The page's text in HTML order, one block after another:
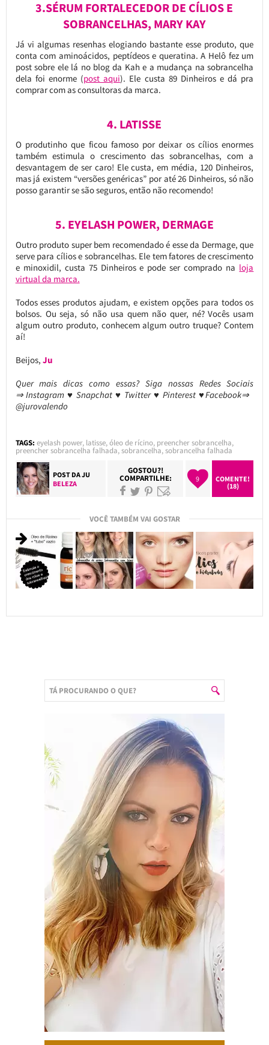
3.SÉRUM FORTALECEDOR DE CÍLIOS E
SOBRANCELHAS, MARY KAY
Já vi algumas resenhas elogiando bastante esse produto, que
conta com aminoácidos, peptídeos e queratina. A Helô fez um
post sobre ele lá no blog da Kah e a mudança na sobrancelha
dela foi enorme (post aqui). Ele custa 89 Dinheiros e dá pra
comprar com as consultoras da marca.
4. LATISSE
O produtinho que ficou famoso por deixar os cílios enormes
também estimula o crescimento das sobrancelhas, com a
desvantagem de ser caro! Ele custa, em média, 120 Dinheiros,
mas já existem “versões genéricas” por até 26 Dinheiros, só não
posso garantir se são seguros, então não recomendo!
5. EYELASH POWER, DERMAGE
Outro produto super bem recomendado é esse da Dermage, que
serve para cílios e sobrancelhas. Ele tem fatores de crescimento
e minoxidil, custa 75 Dinheiros e pode ser comprado na loja
virtual da marca.
Todos esses produtos ajudam, e existem opções para todos os
bolsos. Ou seja, só não usa quem não quer, né? Vocês usam
algum outro produto, conhecem algum outro truque? Contem
aí!
Beijos, Ju
Quer mais dicas como essas? Siga nossas Redes Sociais
⇒ Instagram ♥ Snapchat ♥ Twitter ♥ Pinterest ♥Facebook⇒
@jurovalendo
TAGS: eyelash power, latisse,óleo de rícino, preencher sobrancelha,
preencher sobrancelha falhada,sobrancelha,sobrancelha falhada
POST DAJU
BELEZA
GOSTOU?!
COMPARTILHE: 9
COMENTE!
(18)
VOCÊ TAMBÉM VAI GOSTAR